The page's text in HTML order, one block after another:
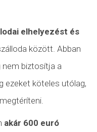
elhelyezést és
között. Abban
nem biztosítja a
ezeket köteles utólag,
akár 600 euró